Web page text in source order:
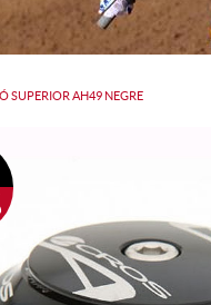
SUPERIOR AH49 NEGRE